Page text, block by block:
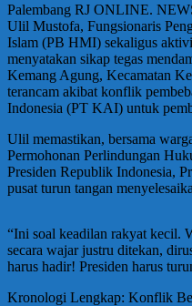
Palembang RJ ONLINE.
Ulil Mustofa, Fungsionaris
Islam (PB HMI) sekaligus
menyatakan sikap tegas
Kemang Agung, Kecamatan
terancam akibat konflik
Indonesia (PT KAI) untuk
Ulil memastikan, bersama
Permohonan Perlindungan
Presiden Republik Indonesia,
pusat turun tangan
“Ini soal keadilan rakyat kecil.
secara wajar justru ditekan,
harus hadir! Presiden harus
Kronologi Lengkap: Konflik